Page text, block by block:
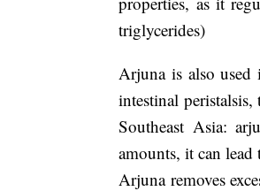
triglycerides)
Arjuna is also used
intestinal
Southeast Asia:
amounts, it can lead
Arjuna removes